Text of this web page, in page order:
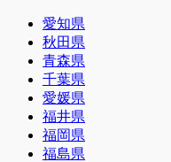
愛知県
秋田県
青森県
千葉県
愛媛県
福井県
福岡県
福島県